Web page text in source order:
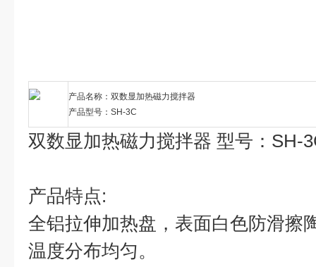
产品名称：双数显加热磁力搅拌器
产品型号：SH-3C
双数显加热磁力搅拌器 型号：SH-
产品特点:
全铝拉伸加热盘，表面白色防滑擦
温度分布均匀。